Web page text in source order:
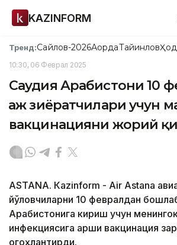
KAZINFORM
Тренд:Сайлов-2026АқордаТайинлов
10:30, 06 Феврал 2025
Саудия Арабистони 10
Ҳаж зиёратчилари учун
вакцинацияни жорий
ASTANА. Кazinform - Air Astana
йўловчиларни 10 февралдан
Арабистонига кириш учун
инфекциясига қарши вакцинация
огоҳлантирди.